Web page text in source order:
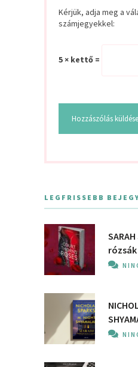
Kérjük, adja meg a
számjegyekkel:
5 × kettő =
LEGFRISSEBB
rózsák